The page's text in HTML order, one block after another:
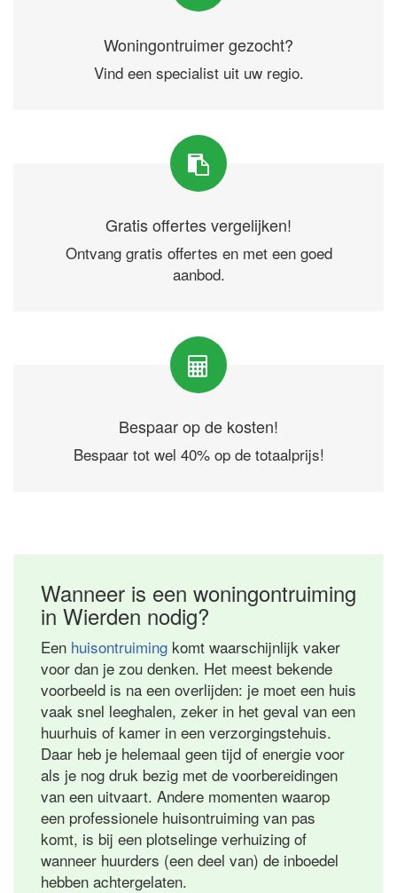
Woningontruimer gezocht?
Vind een specialist uit uw regio.
Gratis offertes vergelijken!
Ontvang gratis offertes en met een goed
aanbod.
Bespaar op de kosten!
Bespaar tot wel 40% op de totaalprijs!
Wanneer is een woningontruiming
in Wierden nodig?
Een huisontruiming komt waarschijnlijk vaker
voor dan je zou denken. Het meest bekende
voorbeeld is na een overlijden: je moet een huis
vaak snel leeghalen, zeker in het geval van een
huurhuis of kamer in een verzorgingstehuis.
Daar heb je helemaal geen tijd of energie voor
als je nog druk bezig met de voorbereidingen
van een uitvaart. Andere momenten waarop
een professionele huisontruiming van pas
komt, is bij een plotselinge verhuizing of
wanneer huurders (een deel van) de inboedel
hebben achtergelaten.